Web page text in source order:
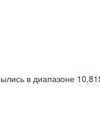
в диапазоне